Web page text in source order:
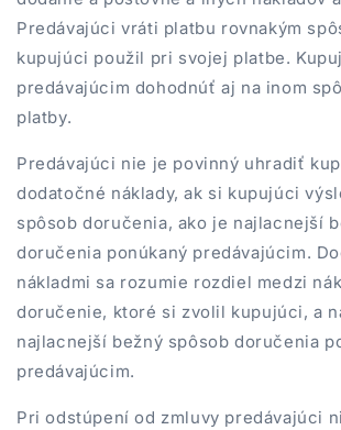
Predávajúci vráti platbu rovnakým
kupujúci použil pri svojej platbe.
predávajúcim dohodnúť aj na inom
platby.
Predávajúci nie je povinný uhradiť
dodatočné náklady, ak si kupujúci
spôsob doručenia, ako je najlacnejší
doručenia ponúkaný predávajúcim.
nákladmi sa rozumie rozdiel medzi
doručenie, ktoré si zvolil kupujúci, a
najlacnejší bežný spôsob doručenia
predávajúcim.
Pri odstúpení od zmluvy predávajúci